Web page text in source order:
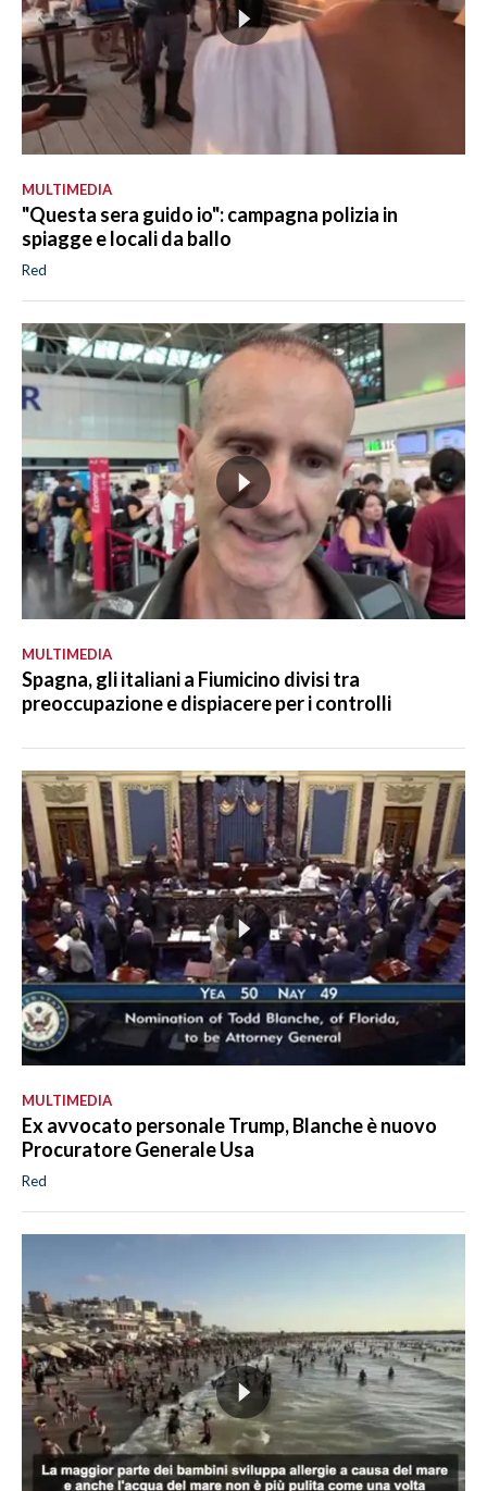
MULTIMEDIA
"Questa sera guido io": campagna polizia in
spiagge e locali da ballo
Red
MULTIMEDIA
Spagna, gli italiani a Fiumicino divisi tra
preoccupazione e dispiacere per i controlli
MULTIMEDIA
Ex avvocato personale Trump, Blanche è nuovo
Procuratore Generale Usa
Red